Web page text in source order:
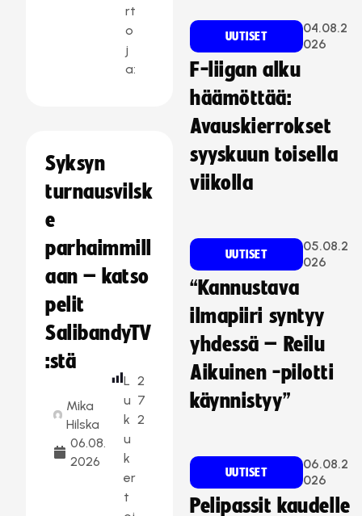
rt
o
j
a:
Syksyn
turnausvilsk
e
parhaimmill
aan – katso
pelit
SalibandyTV
:stä
Mika
Hilska
06.08.
2026
L
u
k
u
k
er
t
2
7
2
UUTISET
04.08.2
026
F-liigan alku
häämöttää:
Avauskierrokset
syyskuun toisella
viikolla
UUTISET
05.08.2
026
“Kannustava
ilmapiiri syntyy
yhdessä – Reilu
Aikuinen -pilotti
käynnistyy”
UUTISET
06.08.2
026
Pelipassit kaudelle